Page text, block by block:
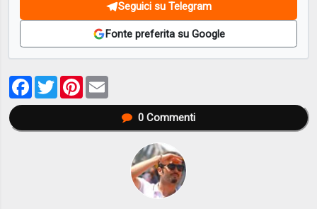
Seguici su Telegram
Fonte preferita su Google
Facebook
TwitterPinterest
0Commenti